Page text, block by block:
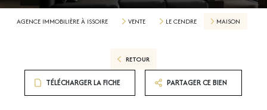
AGENCE IMMOBILIÈRE À ISSOIRE VENTE LE CENDRE MAISON
RETOUR
TÉLÉCHARGER LA FICHE PARTAGER CE BIEN